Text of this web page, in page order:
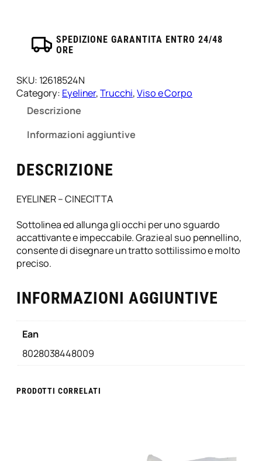
t
a
o
u
n
t
i
t
SPEDIZIONE GARANTITA ENTRO 24/48
ORE
SKU: 12618524N
Category: Eyeliner, Trucchi, Viso e Corpo
Descrizione
Informazioni aggiuntive
DESCRIZIONE
EYELINER – CINECITTA
Sottolinea ed allunga gli occhi per uno sguardo
accattivante e impeccabile. Grazie al suo pennellino,
consente di disegnare un tratto sottilissimo e molto
preciso.
INFORMAZIONI AGGIUNTIVE
Ean
8028038448009
PRODOTTI CORRELATI